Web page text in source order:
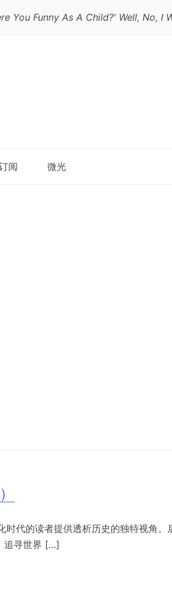
You Funny As A Child?' Well, No, I
阅 微光
代的读者提供透析历史的独特视角。
追寻世界 […]